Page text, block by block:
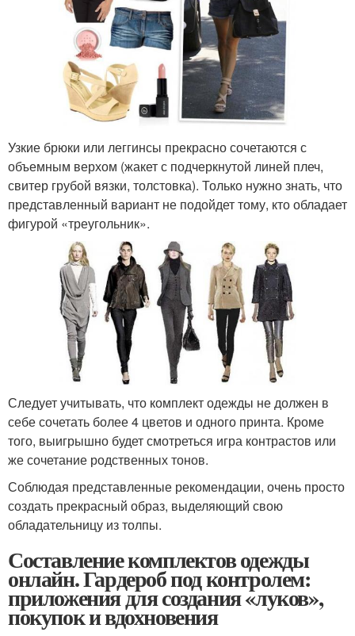
Узкие брюки или леггинсы прекрасно сочетаются с
объемным верхом (жакет с подчеркнутой линей плеч,
свитер грубой вязки, толстовка). Только нужно знать, что
представленный вариант не подойдет тому, кто обладает
фигурой «треугольник».
Следует учитывать, что комплект одежды не должен в
себе сочетать более 4 цветов и одного принта. Кроме
того, выигрышно будет смотреться игра контрастов или
же сочетание родственных тонов.
Соблюдая представленные рекомендации, очень просто
создать прекрасный образ, выделяющий свою
обладательницу из толпы.
Составление комплектов одежды
онлайн. Гардероб под контролем:
приложения для создания «луков»,
покупок и вдохновения